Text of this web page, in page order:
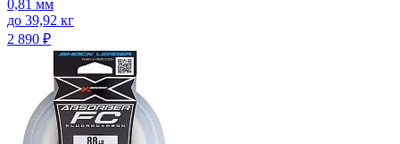
0,81 мм
до 39,92 кг
2 890 ₽